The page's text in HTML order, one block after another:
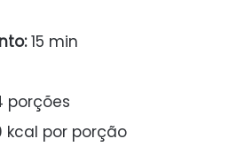
15 min
porções
kcal por porção